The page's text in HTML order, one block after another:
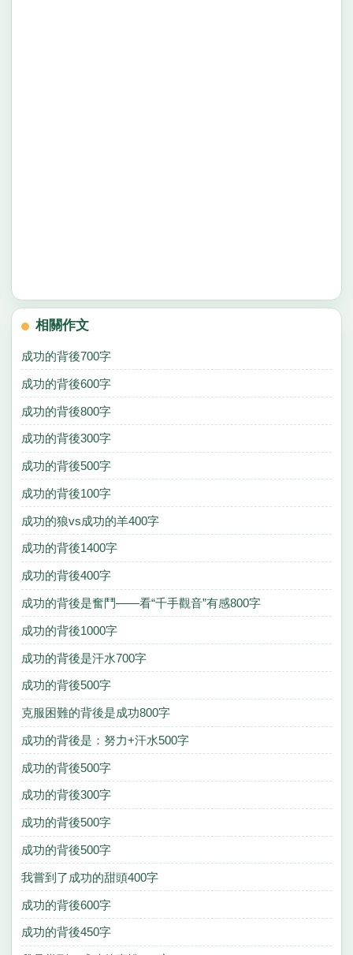
相關作文
成功的背後700字
成功的背後600字
成功的背後800字
成功的背後300字
成功的背後500字
成功的背後100字
成功的狼vs成功的羊400字
成功的背後1400字
成功的背後400字
成功的背後是奮鬥——看“千手觀音”有感800字
成功的背後1000字
成功的背後是汗水700字
成功的背後500字
克服困難的背後是成功800字
成功的背後是：努力+汗水500字
成功的背後500字
成功的背後300字
成功的背後500字
成功的背後500字
我嘗到了成功的甜頭400字
成功的背後600字
成功的背後450字